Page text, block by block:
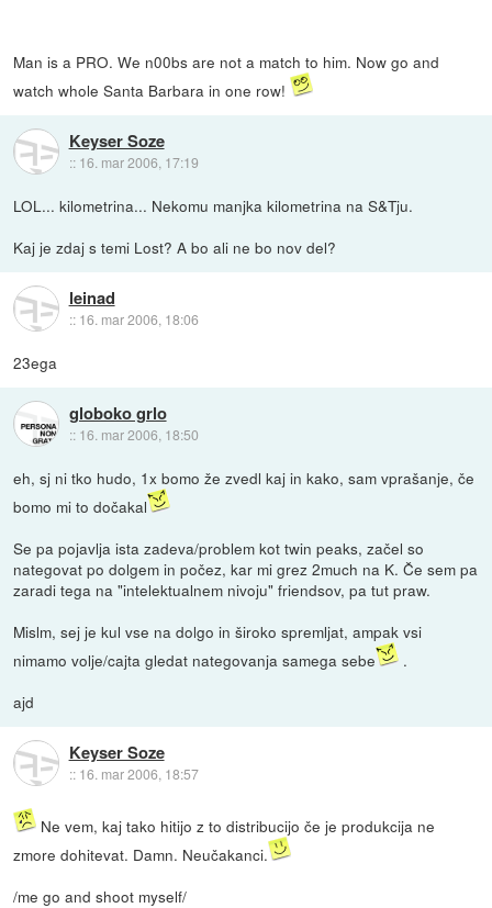
Man is a PRO. We n00bs are not a match to him. Now go and
watch whole Santa Barbara in one row!
Keyser Soze
:: 16. mar 2006, 17:19
LOL... kilometrina... Nekomu manjka kilometrina na S&Tju.
Kaj je zdaj s temi Lost? A bo ali ne bo nov del?
leinad
:: 16. mar 2006, 18:06
23ega
globoko grlo
:: 16. mar 2006, 18:50
eh, sj ni tko hudo, 1x bomo že zvedl kaj in kako, sam vprašanje, če
bomo mi to dočakal
Se pa pojavlja ista zadeva/problem kot twin peaks, začel so
nategovat po dolgem in počez, kar mi grez 2much na K. Če sem pa
zaradi tega na "intelektualnem nivoju" friendsov, pa tut praw.
Mislm, sej je kul vse na dolgo in široko spremljat, ampak vsi
nimamo volje/cajta gledat nategovanja samega sebe
.
ajd
Keyser Soze
:: 16. mar 2006, 18:57
Ne vem, kaj tako hitijo z to distribucijo če je produkcija ne
zmore dohitevat. Damn. Neučakanci.
/me go and shoot myself/